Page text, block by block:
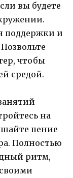
вы будете
поддержки и
чтобы
средой.
на
пение
Полностью
ритм,